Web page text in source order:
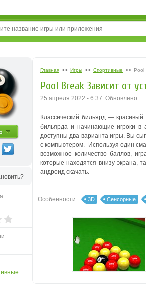
Главная >> Игры >> Спортивные >> Pool
Pool Break Зависит от
25 апреля 2022 - 6:37. Обновлено
Классический бильярд —
бильярда и начинающие игроки в
доступны два варианта игры. Вы
с компьютером. Используя один
возможное количество баллов,
которые находятся внизу экрана,
андроид скачать.
Особенности: 3D Сенсорные